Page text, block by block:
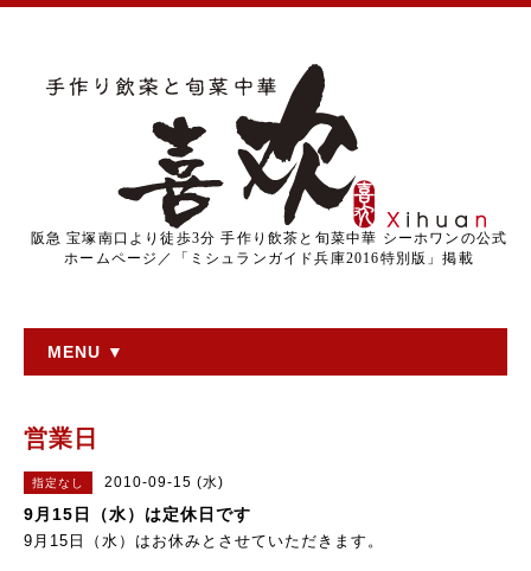
阪急 宝塚南口より徒歩3分 手作り飲茶と旬菜中華 シーホワンの公式
ホームページ／「ミシュランガイド兵庫2016特別版」掲載
MENU ▼
営業日
指定なし 2010-09-15 (水)
9月15日（水）は定休日です
9月15日（水）はお休みとさせていただきます。